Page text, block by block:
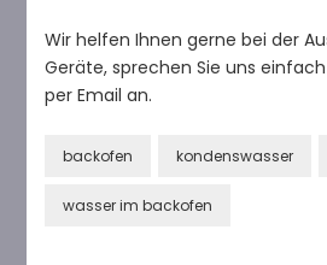
Wir helfen Ihnen gerne bei der
Geräte, sprechen Sie uns
per Email an.
backofen kondenswasser
wasser im backofen